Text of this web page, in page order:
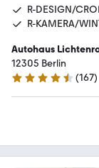
R-DESIGN/
R-KAMERA/
Autohaus
12305 Berlin
4.6 Sterne
(167)